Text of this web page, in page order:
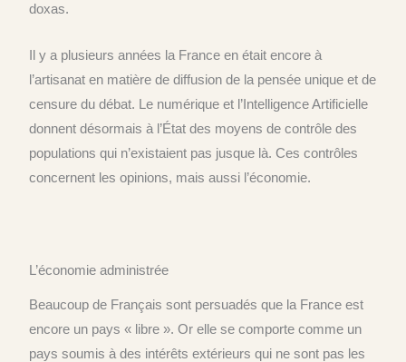
doxas.
Il y a plusieurs années la France en était encore à
l’artisanat en matière de diffusion de la pensée unique et de
censure du débat. Le numérique et l’IntelligenceArtificielle
donnentdésormaisà l’État des moyens de contrôle des
populations qui n’existaient pas jusque là. Ces contrôles
concernent les opinions, mais aussi l’économie.
L’économie administrée
Beaucoup de Français sont persuadés que la France est
encore un pays « libre ».Or elle se comporte comme un
pays soumis à des intérêts extérieurs qui ne sont pas les